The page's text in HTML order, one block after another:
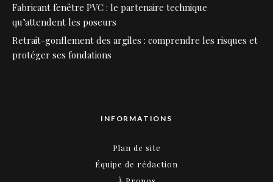
Fabricant fenêtre PVC : le partenaire technique
qu’attendent les poseurs
Retrait-gonflement des argiles : comprendre les risques et
protéger ses fondations
INFORMATIONS
Plan de site
Équipe de rédaction